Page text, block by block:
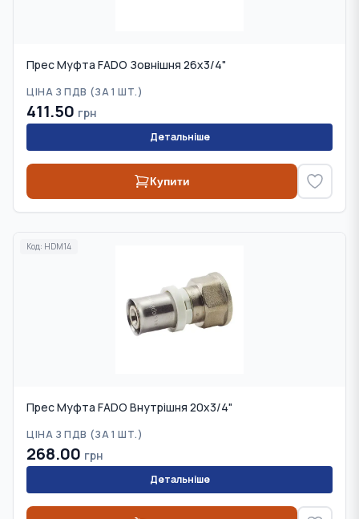
Прес Муфта FADO Зовнішня 26x3/4"
ЦІНА З ПДВ (ЗА 1 ШТ.)
411.50 грн
Детальніше
Купити
Код: HDM14
Прес Муфта FADO Внутрішня 20х3/4"
ЦІНА З ПДВ (ЗА 1 ШТ.)
268.00 грн
Детальніше